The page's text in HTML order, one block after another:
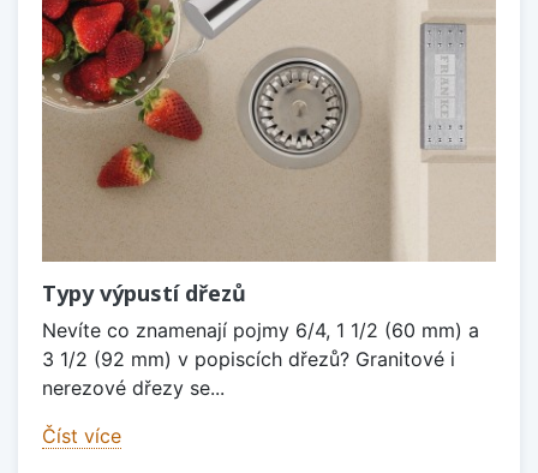
Typy výpustí dřezů
Nevíte co znamenají pojmy 6/4, 1 1/2 (60 mm) a
3 1/2 (92 mm) v popiscích dřezů? Granitové i
nerezové dřezy se...
Číst více